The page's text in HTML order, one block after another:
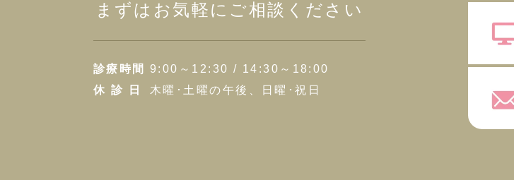
まずはお気軽にご相談ください
診療時間
休 診 日
9:00～12:30 / 14:30～18:00
木曜･土曜の午後、日曜･祝日